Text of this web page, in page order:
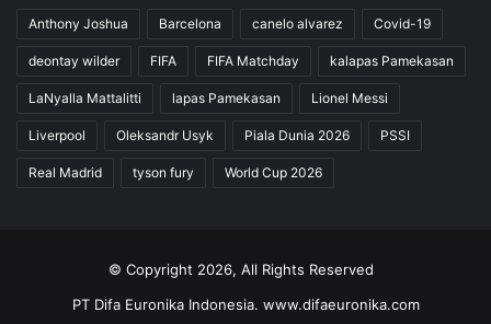
Anthony Joshua Barcelona canelo alvarez Covid-19
deontay wilder FIFA FIFA Matchday kalapas Pamekasan
LaNyalla Mattalitti lapas Pamekasan Lionel Messi
Liverpool Oleksandr Usyk Piala Dunia 2026 PSSI
Real Madrid tyson fury World Cup 2026
© Copyright 2026, All Rights Reserved
PT Difa Euronika Indonesia. www.difaeuronika.com